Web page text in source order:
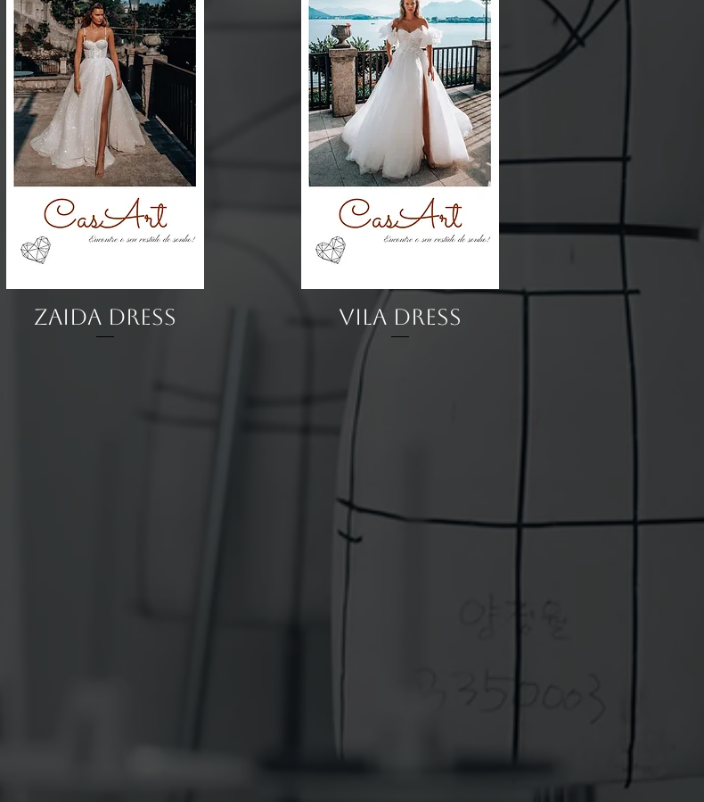
Visualização rápida
Zaida Dress Visualização rápida
Vila Dress